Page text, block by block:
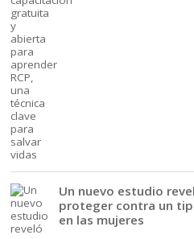
Un nuevo estudio
proteger contra un
en las mujeres